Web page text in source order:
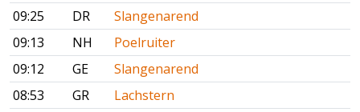
09:25
DR
Slangenarend
09:13
NH
Poelruiter
09:12
GE
Slangenarend
08:53
GR
Lachstern